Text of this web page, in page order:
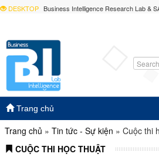
DESKTOP Business Intelligence Research Lab &
Trang chủ
Trang chủ » Tin tức - Sự kiện » Cuộc thi
CUỘC THI HỌC THUẬT